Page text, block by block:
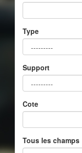
Type
Support
Cote
Tous les champs